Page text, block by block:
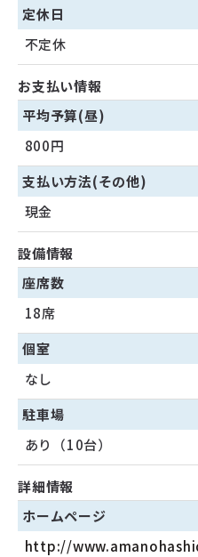
定休日
不定休
お支払い情報
平均予算(昼)
800円
支払い方法(その他)
現金
設備情報
座席数
18席
個室
なし
駐車場
あり（10台）
詳細情報
ホームページ
http://